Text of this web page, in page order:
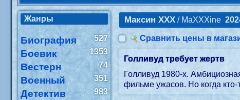
Жанры
Биография 527
Боевик 1353
Вестерн 74
Военный 351
Детектив 983
Максин XXX / MaXXXine
Сравнить цены в
Голливуд требует жертв
Голливуд 1980-х.
фильме ужасов. Но когда кто-